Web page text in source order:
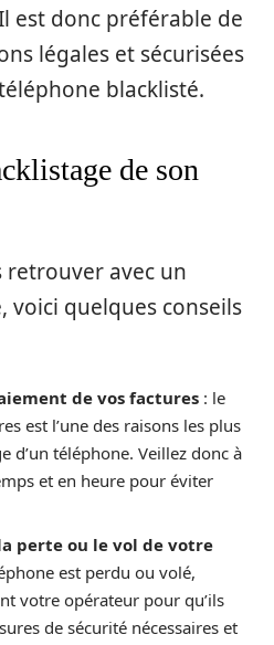
est donc préférable de
légales et sécurisées
blacklisté.
de son
retrouver avec un
voici quelques conseils
de vos factures : le
est l’une des raisons les plus
d’un téléphone. Veillez donc à
et en heure pour éviter
perte ou le vol de votre
est perdu ou volé,
votre opérateur pour qu’ils
de sécurité nécessaires et